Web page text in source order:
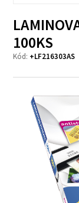
100KS
Kód: +LF216303AS